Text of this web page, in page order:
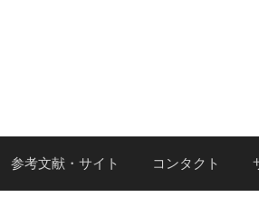
参考文献・サイト コンタクト